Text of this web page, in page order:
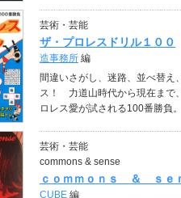
芸術・芸能
ザ・プロレスドリル１００
造事務所 編
間違いさがし、迷路、並べ替
ス！ 力道山時代から現在まで
ロレス愛が試される100番勝負。
芸術・芸能
commons & sense
ｃｏｍｍｏｎｓ ＆ ｓｅ
CUBE 編